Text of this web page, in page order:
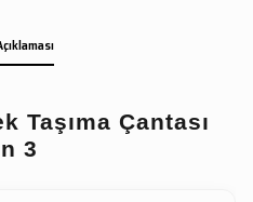
Taşıma Çantası
3